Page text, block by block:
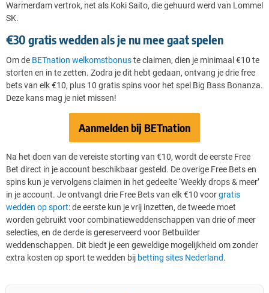
Warmerdam vertrok, net als Koki Saito, die gehuurd werd van Lommel
SK.
€30 gratis wedden als je nu mee gaat spelen
Om de BETnation welkomstbonuste claimen, dien je minimaal €10 te
storten en in te zetten. Zodra je dit hebt gedaan, ontvang je drie free
bets van elk €10, plus 10 gratis spins voor het spel Big Bass Bonanza.
Deze kans mag je niet missen!
Aanmelden bij BETnation
Na het doen van de vereiste storting van €10, wordt de eerste Free
Bet direct in je account beschikbaar gesteld. De overige Free Bets en
spins kun je vervolgens claimen in het gedeelte ‘Weekly drops & meer’
in je account. Je ontvangt drie Free Bets van elk €10 voorgratis
wedden op sport: de eerste kun je vrij inzetten, de tweede moet
worden gebruikt voor combinatieweddenschappen van drie of meer
selecties, en de derde is gereserveerd voor Betbuilder
weddenschappen. Dit biedt je een geweldige mogelijkheid om zonder
extra kosten op sport te wedden bij betting sites Nederland.